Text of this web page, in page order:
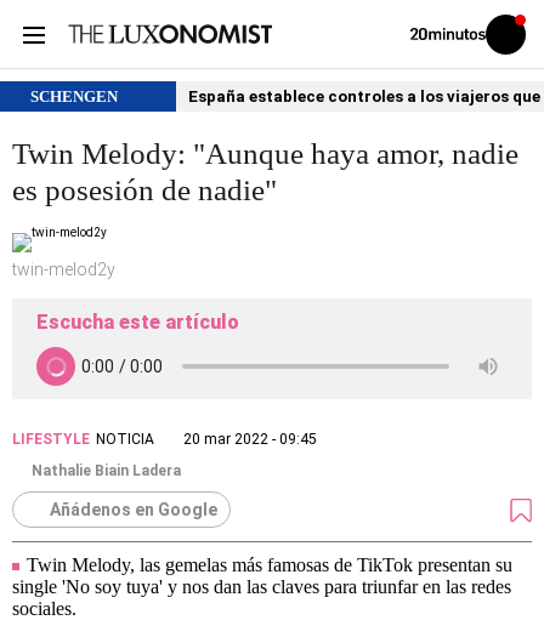
Volver
Iniciar
sesión
SCHENGEN España establece controles a los viajeros
Twin Melody: "Aunque haya amor, nadie
es posesión de nadie"
twin-melod2y
Escucha este artículo
LIFESTYLE NOTICIA
20 mar 2022 - 09:45
Nathalie Biain Ladera
Añádenos en Google
Twin Melody, las gemelas más famosas de TikTok presentan su
single 'No soy tuya' y nos dan las claves para triunfar en las redes
sociales.